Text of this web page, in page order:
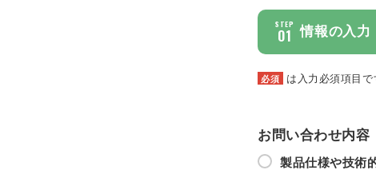
STEP
01 情報の入力
必須 は入力必須項目で
お問い合わせ内容
製品仕様や技術